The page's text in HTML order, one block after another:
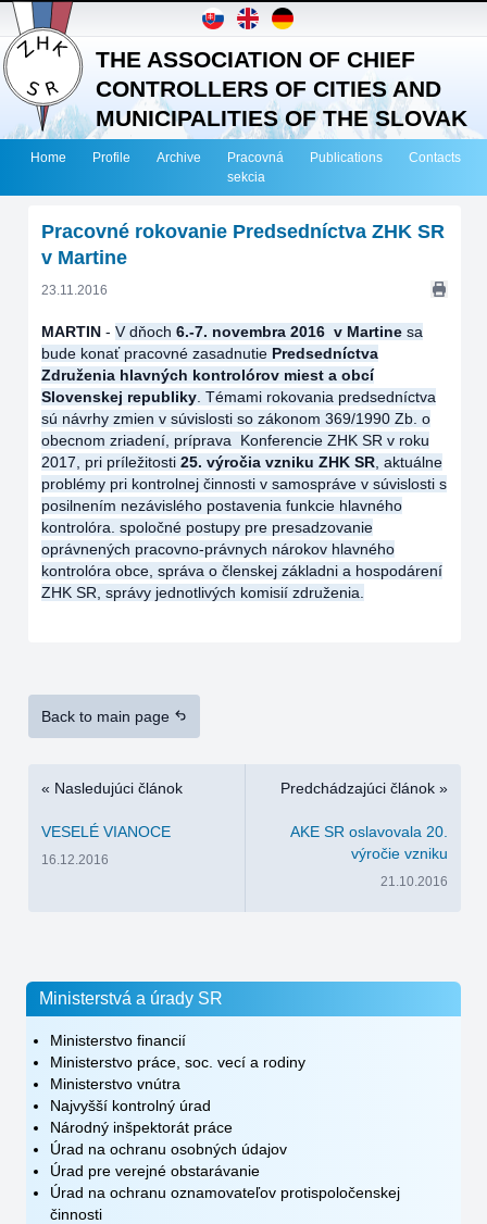
THE ASSOCIATION OF CHIEF
CONTROLLERS OF CITIES AND
MUNICIPALITIES OF THE SLOVAK
REPUBLIC
Home Profile Archive
Pracovná
sekcia
Publications Contacts
Ministerstvá a úrady SR
Ministerstvo financií
Ministerstvo práce, soc. vecí a rodiny
Ministerstvo vnútra
Najvyšší kontrolný úrad
Národný inšpektorát práce
Úrad na ochranu osobných údajov
Úrad pre verejné obstarávanie
Úrad na ochranu oznamovateľov protispoločenskej
činnosti
Pracovné rokovanie Predsedníctva ZHK SR
v Martine
23.11.2016
MARTIN - V dňoch 6.-7. novembra 2016 v Martine sa
bude konať pracovné zasadnutie Predsedníctva
Združenia hlavných kontrolórov miest a obcí
Slovenskej republiky . Témami rokovania predsedníctva
sú návrhy zmien v súvislosti so zákonom 369/1990 Zb. o
obecnom zriadení, príprava Konferencie ZHK SR v roku
2017, pri príležitosti 25. výročia vzniku ZHK SR , aktuálne
problémy pri kontrolnej činnosti v samospráve v súvislosti s
posilnením nezávislého postavenia funkcie hlavného
kontrolóra. spoločné postupy pre presadzovanie
oprávnených pracovno-právnych nárokov hlavného
kontrolóra obce, správa o členskej základni a hospodárení
ZHK SR, správy jednotlivých komisií združenia.
Back to main page
« Nasledujúci článok
VESELÉ VIANOCE
16.12.2016
Predchádzajúci článok »
AKE SR oslavovala 20.
výročie vzniku
21.10.2016